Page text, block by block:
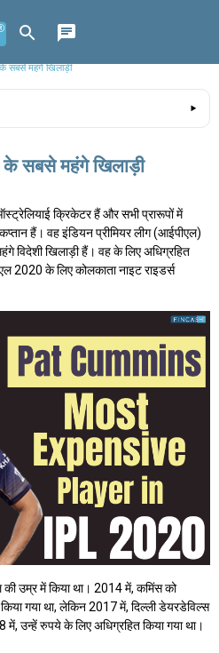
सबसे महंगे खिलाड़ी
सबसे महंगे खिलाड़ी
क्रिकेटर हैं और सभी प्रारूपों में
हैं। वह इंडियन प्रीमियर लीग (आईपीएल)
विदेशी खिलाड़ी हैं। वह के लिए अधिग्रहित
2020 के लिए कोलकाता नाइट राइडर्स
उम्र में किया था। 2014 में, कमिंस को
किया गया था, लेकिन 2017 में, दिल्ली डेयरडेविल्स
उन्हें रुपये के लिए अधिग्रहित किया गया था।